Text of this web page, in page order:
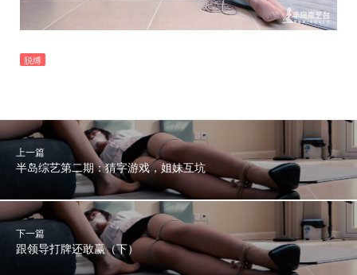
脱缚
上一篇
半岛综艺第二期：猜字游戏，姐妹互坑
下一篇
跟领导打牌还敢赢（下）